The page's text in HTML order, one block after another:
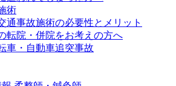
術
通事故施術の必要性とメリット
転院・併院をお考えの方へ
車・自動車追突事故